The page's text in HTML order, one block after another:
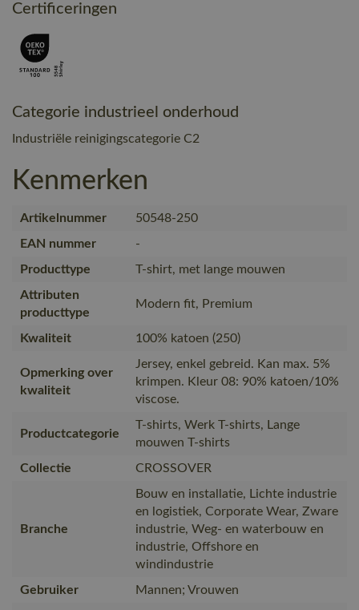
Certificeringen
Categorie industrieel onderhoud
Industriële reinigingscategorie C2
Kenmerken
Artikelnummer
50548-250
EAN nummer
-
Producttype
T-shirt, met lange mouwen
Attributen
producttype
Modern fit, Premium
Kwaliteit 100% katoen (250)
Opmerking over
kwaliteit
Jersey, enkel gebreid. Kan max. 5%
krimpen. Kleur 08: 90% katoen/10%
viscose.
Productcategorie
T-shirts, Werk T-shirts, Lange
mouwen T-shirts
Collectie
CROSSOVER
Branche
Bouw en installatie, Lichte industrie
en logistiek, Corporate Wear, Zware
industrie, Weg- en waterbouw en
industrie, Offshore en
windindustrie
Gebruiker
Mannen; Vrouwen